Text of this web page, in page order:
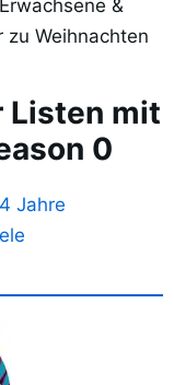
&
Weihnachten
Listen mit
0
Jahre